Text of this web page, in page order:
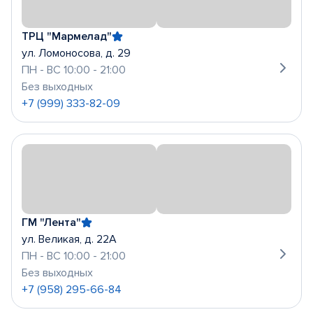
ТРЦ "Мармелад"
ул. Ломоносова, д. 29
ПН - ВС 10:00 - 21:00
Без выходных
+7 (999) 333-82-09
ГМ "Лента"
ул. Великая, д. 22А
ПН - ВС 10:00 - 21:00
Без выходных
+7 (958) 295-66-84